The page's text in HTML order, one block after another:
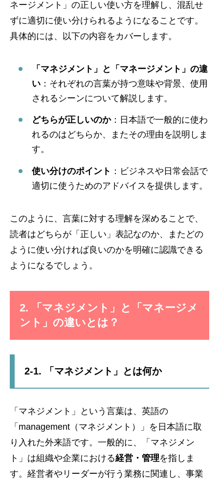
ネージメント」の正しい使い方を理解し、混乱せ
ずに適切に使い分けられるようになることです。
具体的には、以下の内容をカバーします。
「マネジメント」と「マネージメント」の違
い ：それぞれの言葉が持つ意味や背景、使用
されるシーンについて解説します。
どちらが正しいのか：日本語で一般的に使わ
れるのはどちらか、またその理由を説明しま
す。
使い分けのポイント ：ビジネスや日常会話で
適切に使うためのアドバイスを提供します。
このように、言葉に対する理解を深めることで、
読者はどちらが「正しい」表記なのか、またどの
ように使い分ければ良いのかを明確に認識できる
ようになるでしょう。
2. 「マネジメント」と「マネージメ
ント」の違いとは？
2-1. 「マネジメント」とは何か
「マネジメント」という言葉は、英語の
「management（マネジメント）」を日本語に取
り入れた外来語です。一般的に、「マネジメン
ト」は組織や企業における経営・管理を指しま
す。経営者やリーダーが行う業務に関連し、事業